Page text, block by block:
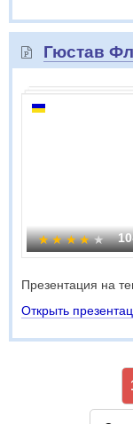
Гюстав
Презентация на
Открыть